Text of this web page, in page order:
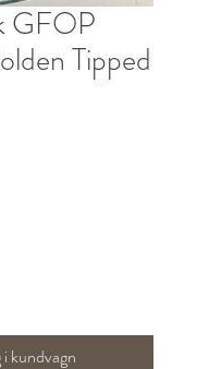
GFOP
Tipped
i kundvagn